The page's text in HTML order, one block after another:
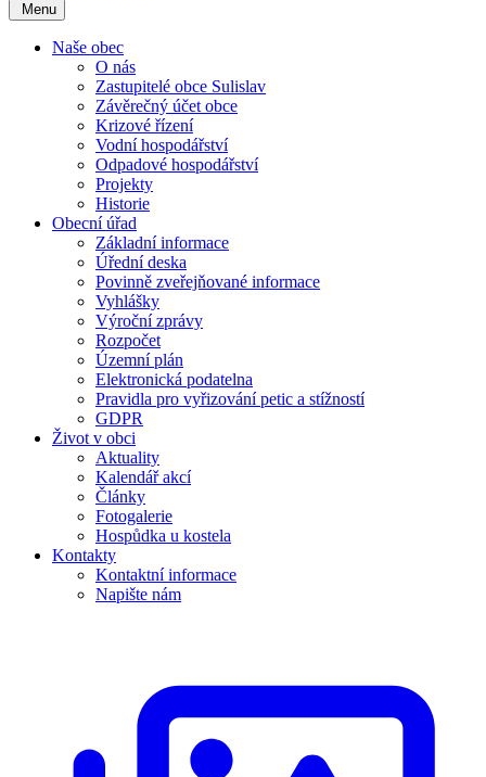
Menu
Naše obec
O nás
Zastupitelé obce Sulislav
Závěrečný účet obce
Krizové řízení
Vodní hospodářství
Odpadové hospodářství
Projekty
Historie
Obecní úřad
Základní informace
Úřední deska
Povinně zveřejňované informace
Vyhlášky
Výroční zprávy
Rozpočet
Územní plán
Elektronická podatelna
Pravidla pro vyřizování petic a stížností
GDPR
Život v obci
Aktuality
Kalendář akcí
Články
Fotogalerie
Hospůdka u kostela
Kontakty
Kontaktní informace
Napište nám